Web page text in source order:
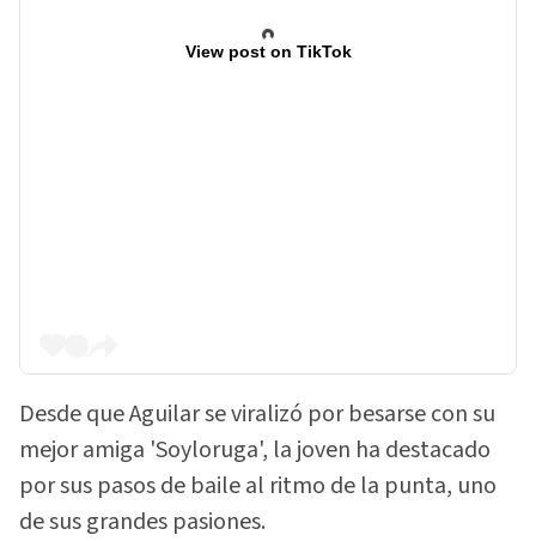
View post on TikTok
Desde que Aguilar se viralizó por besarse con su
mejor amiga 'Soyloruga', la joven ha destacado
por sus pasos de baile al ritmo de la punta, uno
de sus grandes pasiones.